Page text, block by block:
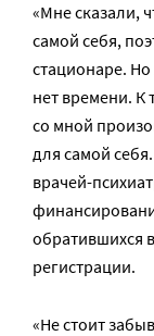
«Мне сказали,
самой себя,
стационаре. Но
нет времени. К
со мной
для самой
врачей-
обратившихся
регистрации.
«Не стоит